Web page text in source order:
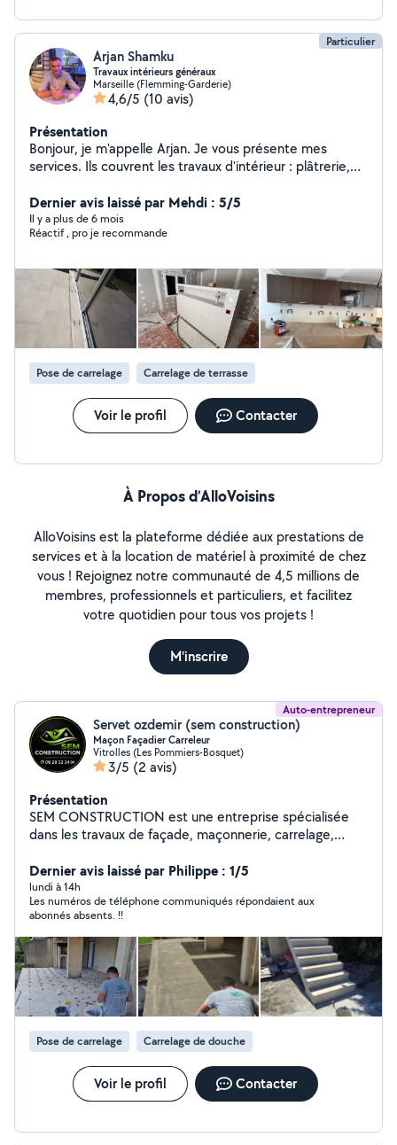
Particulier
Arjan Shamku
Travaux intérieurs généraux
Marseille (Flemming-Garderie)
4,6/5 (10 avis)
Présentation
Bonjour, je m'appelle Arjan. Je vous présente mes
services. Ils couvrent les travaux d'intérieur : plâtrerie,
installation de cuisines, réparation de portes.
Dernier avis laissé par Mehdi : 5/5
Il y a plus de 6 mois
Réactif , pro je recommande
Pose de carrelage Carrelage de terrasse
Voir le profil Contacter
À Propos d’AlloVoisins
AlloVoisins est la plateforme dédiée aux prestations de
services et à la location de matériel à proximité de chez
vous ! Rejoignez notre communauté de 4,5 millions de
membres, professionnels et particuliers, et facilitez
votre quotidien pour tous vos projets !
M'inscrire
Auto-entrepreneur
Servet ozdemir (sem construction)
Maçon Façadier Carreleur
Vitrolles (Les Pommiers-Bosquet)
3/5 (2 avis)
Présentation
SEM CONSTRUCTION est une entreprise spécialisée
dans les travaux de façade, maçonnerie, carrelage,
auprès particuliers et des professionnels. Notre priorité
est de fournir un travail de qualité, dans le respect des
délais, avec des devis gratuit et des prix compétitifs.
Nous intervenons à Vitrolles, Marseille, Aix-en-Provence
et dans les communes voisines. N'hésitez pas à nous
contacter pour tous vos projets de construction ou de
rénovation.
Dernier avis laissé par Philippe : 1/5
lundi à 14h
Les numéros de téléphone communiqués répondaient aux
abonnés absents. !!
Pose de carrelage Carrelage de douche
Voir le profil Contacter